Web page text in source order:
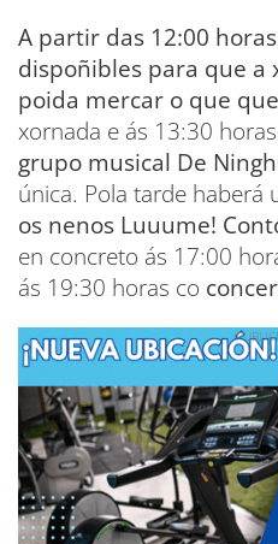
A partir das 12:00
dispoñibles para que a
poida mercar o que
xornada e ás 13:30
grupo musical De
única. Pola tarde haberá
os nenos Luuume!
en concreto ás 17:00
ás 19:30 horas co